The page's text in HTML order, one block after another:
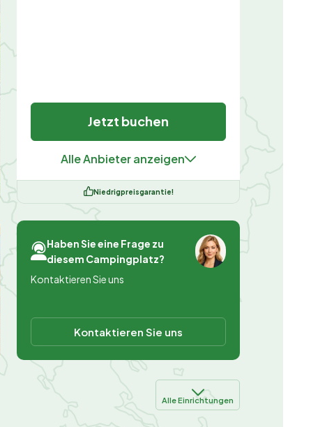
Jetzt buchen
Alle Anbieter anzeigen
Niedrigpreisgarantie!
Haben Sie eine Frage zu
diesem Campingplatz?
Kontaktieren Sie uns
Kontaktieren Sie uns
Alle Einrichtungen